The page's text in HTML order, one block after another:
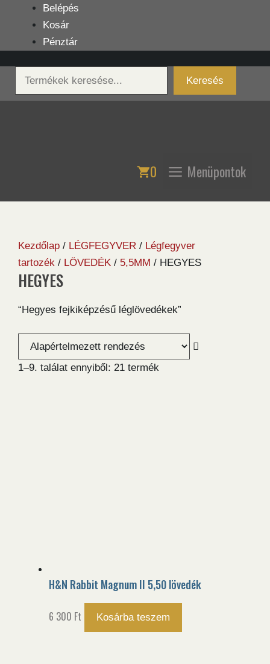
tartalomba
Belépés
Kosár
Pénztár
Keresés
Keresés
0 Menüpontok
Kezdőlap / LÉGFEGYVER / Légfegyver
tartozék / LÖVEDÉK / 5,5MM / HEGYES
HEGYES
“Hegyes fejkiképzésű léglövedékek”
1–9. találat ennyiből: 21 termék
H&N Rabbit Magnum II 5,50 lövedék
6 300 Ft Kosárba teszem